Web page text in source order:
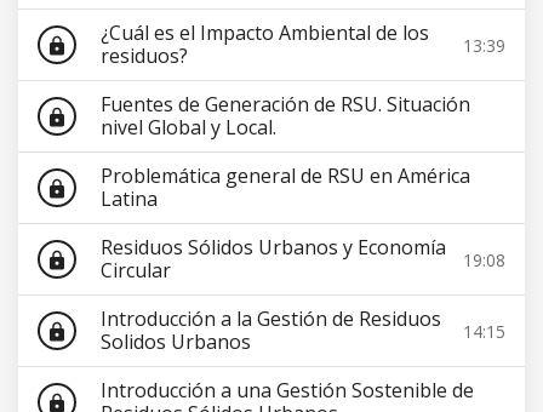
lock
¿Cuál es el Impacto Ambiental de los
residuos?
13:39
lock
Fuentes de Generación de RSU. Situación
nivel Global y Local.
lock
Problemática general de RSU en América
Latina
lock
Residuos Sólidos Urbanos y Economía
Circular
19:08
lock
Introducción a la Gestión de Residuos
Solidos Urbanos
14:15
lock
Introducción a una Gestión Sostenible de